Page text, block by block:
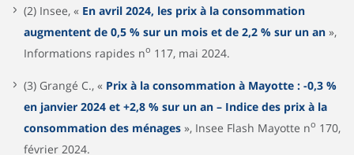
(2) Insee, « En avril 2024, les prix à la consommation
augmentent de 0,5 % sur un mois et de 2,2 % sur un an »,
Informations rapides no 117, mai 2024.
(3) Grangé C., « Prix à la consommation à Mayotte : -0,3 %
en janvier 2024 et +2,8 % sur un an – Indice des prix à la
consommation des ménages », Insee Flash Mayotte no 170,
février 2024.